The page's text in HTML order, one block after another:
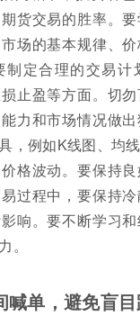
货交易的胜率。
场的基本规律、
制定合理的交易计
止盈等方面。切
力和市场情况做
，例如K线图、均
格波动。要保持
过程中，要保持冷
响。要不断学习
。
喊单，避免盲